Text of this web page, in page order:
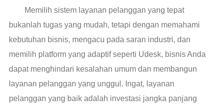
Memilih sistem layanan pelanggan yang tepat
bukanlah tugas yang mudah, tetapi dengan memahami
kebutuhan bisnis, mengacu pada saran industri, dan
memilih platform yang adaptif seperti Udesk, bisnis Anda
dapat menghindari kesalahan umum dan membangun
layanan pelanggan yang unggul. Ingat, layanan
pelanggan yang baik adalah investasi jangka panjang